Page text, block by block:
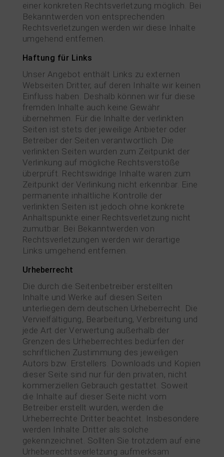
einer konkreten Rechtsverletzung möglich. Bei
Bekanntwerden von entsprechenden
Rechtsverletzungen werden wir diese Inhalte
umgehend entfernen.
Haftung für Links
Unser Angebot enthält Links zu externen
Webseiten Dritter, auf deren Inhalte wir keinen
Einfluss haben. Deshalb können wir für diese
fremden Inhalte auch keine Gewähr
übernehmen. Für die Inhalte der verlinkten
Seiten ist stets der jeweilige Anbieter oder
Betreiber der Seiten verantwortlich. Die
verlinkten Seiten wurden zum Zeitpunkt der
Verlinkung auf mögliche Rechtsverstöße
überprüft. Rechtswidrige Inhalte waren zum
Zeitpunkt der Verlinkung nicht erkennbar. Eine
permanente inhaltliche Kontrolle der
verlinkten Seiten ist jedoch ohne konkrete
Anhaltspunkte einer Rechtsverletzung nicht
zumutbar. Bei Bekanntwerden von
Rechtsverletzungen werden wir derartige
Links umgehend entfernen.
Urheberrecht
Die durch die Seitenbetreiber erstellten
Inhalte und Werke auf diesen Seiten
unterliegen dem deutschen Urheberrecht. Die
Vervielfältigung, Bearbeitung, Verbreitung und
jede Art der Verwertung außerhalb der
Grenzen des Urheberrechtes bedürfen der
schriftlichen Zustimmung des jeweiligen
Autors bzw. Erstellers. Downloads und Kopien
dieser Seite sind nur für den privaten, nicht
kommerziellen Gebrauch gestattet. Soweit
die Inhalte auf dieser Seite nicht vom
Betreiber erstellt wurden, werden die
Urheberrechte Dritter beachtet. Insbesondere
werden Inhalte Dritter als solche
gekennzeichnet. Sollten Sie trotzdem auf eine
Urheberrechtsverletzung aufmerksam